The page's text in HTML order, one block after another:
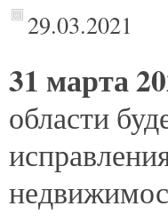
29.03.2021
31 марта
области